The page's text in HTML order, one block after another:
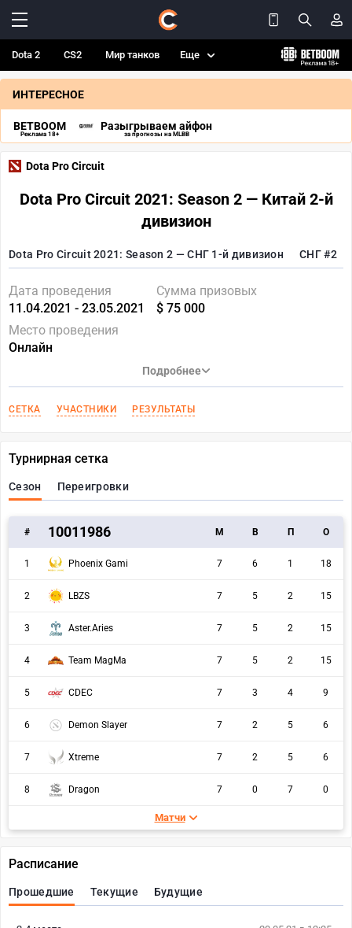
Dota 2 CS2 Мир танков Еще
ИНТЕРЕСНОЕ
BETBOOM
Реклама 18+
Разыгрываем айфон
за прогнозы на MLBB
Dota Pro Circuit
Dota Pro Circuit 2021: Season 2 — Китай 2-й
дивизион
Dota Pro Circuit 2021: Season 2 — СНГ 1-й дивизион СНГ #2
Дата проведения
11.04.2021 - 23.05.2021
Сумма призовых
$ 75 000
Место проведения
Онлайн
Подробнее
СЕТКА УЧАСТНИКИ РЕЗУЛЬТАТЫ
Турнирная сетка
Сезон Переигровки
# 10011986 M В П О
1 Phoenix Gami 7 6 1 18
2 LBZS 7 5 2 15
3 Aster.Aries 7 5 2 15
4 Team MagMa 7 5 2 15
5 CDEC 7 3 4 9
6 Demon Slayer 7 2 5 6
7 Xtreme 7 2 5 6
8 Dragon 7 0 7 0
Матчи
Расписание
Прошедшие Текущие Будущие